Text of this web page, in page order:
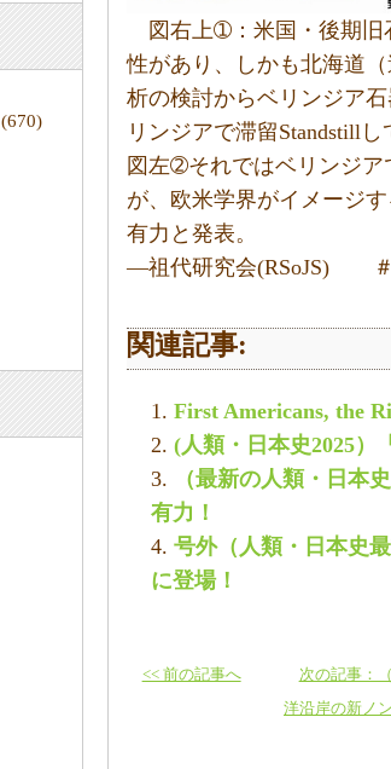
(670)
図右上➀：米国・後期旧
性があり、しかも北海道
析の検討からベリンジア
リンジアで滞留Standstill
図左➁それではベリンジア
が、欧米学界がイメージ
有力と発表。
―祖代研究会(RSoJS) ＃
関連記事:
First Americans, the
(人類・日本史2025）
（最新の人類・日本
有力！
号外（人類・日本史
に登場！
次の記事：
洋沿岸の新ノ
<< 前の記事へ